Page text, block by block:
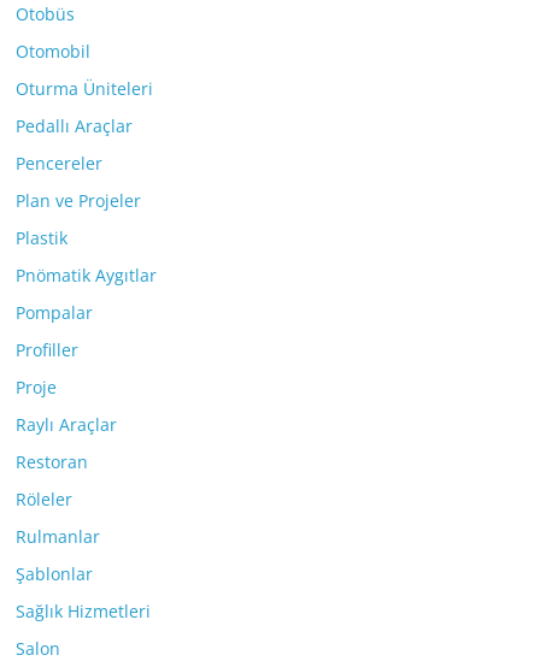
Otobüs
Otomobil
Oturma Üniteleri
Pedallı Araçlar
Pencereler
Plan ve Projeler
Plastik
Pnömatik Aygıtlar
Pompalar
Profiller
Proje
Raylı Araçlar
Restoran
Röleler
Rulmanlar
Şablonlar
Sağlık Hizmetleri
Salon